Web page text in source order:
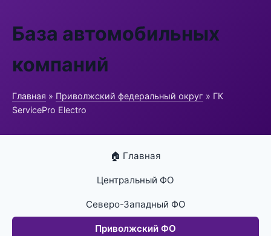
База автомобильных
компаний
Главная » Приволжский федеральный округ » ГК
ServicePro Electro
🏠 Главная
Центральный ФО
Северо-Западный ФО
Приволжский ФО